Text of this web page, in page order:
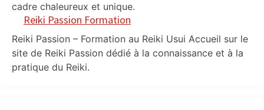
cadre chaleureux et unique.
Reiki Passion Formation
Reiki Passion – Formation au Reiki Usui Accueil sur le
site de Reiki Passion dédié à la connaissance et à la
pratique du Reiki.